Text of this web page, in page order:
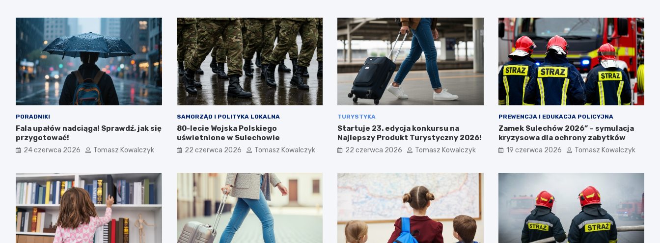
PORADNIKI
Fala upałów nadciąga! Sprawdź, jak się
przygotować!
24 czerwca 2026 Tomasz Kowalczyk
SAMORZĄD I POLITYKA LOKALNA
80-lecie Wojska Polskiego
uświetnione w Sulechowie
22 czerwca 2026 Tomasz Kowalczyk
TURYSTYKA
Startuje 23. edycja konkursu na
Najlepszy Produkt Turystyczny 2026!
22 czerwca 2026 Tomasz Kowalczyk
PREWENCJA I EDUKACJA POLICYJNA
Zamek Sulechów 2026” – symulacja
kryzysowa dla ochrony zabytków
19 czerwca 2026 Tomasz Kowalczyk